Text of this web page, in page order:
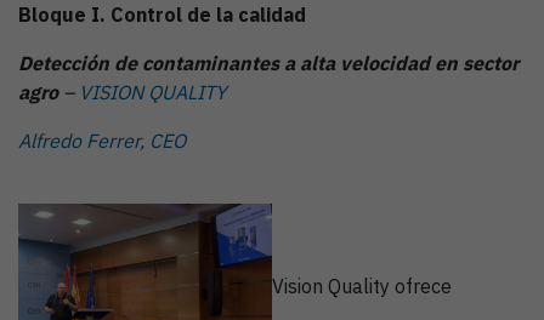
Bloque I. Control de la calidad
Detección de contaminantes a alta velocidad en sector
agro– VISION QUALITY
Alfredo Ferrer, CEO
Vision Quality ofrece